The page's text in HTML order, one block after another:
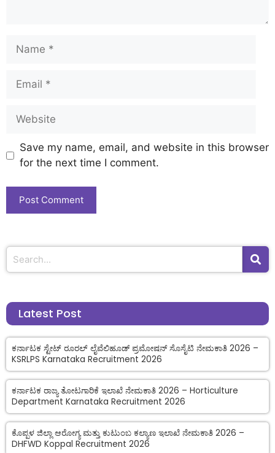
Save my name, email, and website in this browser
for the next time I comment.
Latest Post
ಕರ್ನಾಟಕ ಸ್ಟೇಟ್ ರೂರಲ್ ಲೈವೆಲಿಹೂಡ್ ಪ್ರಮೋಷನ್ ಸೊಸೈಟಿ ನೇಮಕಾತಿ 2026 –
KSRLPS Karnataka Recruitment 2026
ಕರ್ನಾಟಕ ರಾಜ್ಯ ತೋಟಗಾರಿಕೆ ಇಲಾಖೆ ನೇಮಕಾತಿ 2026 – Horticulture
Department Karnataka Recruitment 2026
ಕೊಪ್ಪಳ ಜಿಲ್ಲಾ ಆರೋಗ್ಯ ಮತ್ತು ಕುಟುಂಬ ಕಲ್ಯಾಣ ಇಲಾಖೆ ನೇಮಕಾತಿ 2026 –
DHFWD Koppal Recruitment 2026